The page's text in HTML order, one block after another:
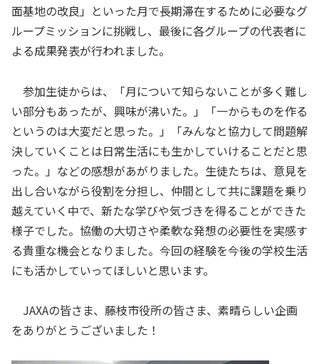
面基地の改良」といった月で長期滞在するために必要なグ
ループミッションに挑戦し、最後に各グループの代表者に
よる成果発表が行われました。
参加生徒からは、「月について知らないことが多く難し
い部分もあったが、興味が沸いた。」「一からものを作る
というのは大変だと思った。」「みんなと協力して問題解
決していくことは日常生活にも生かしていけることだと思
った。」などの感想があがりました。生徒たちは、意見を
出し合いながら役割を分担し、仲間として共に課題を乗り
越えていく中で、新たな学びや気づきを得ることができた
様子でした。協働の大切さや柔軟な発想の必要性を実感す
る貴重な機会となりました。今回の経験を今後の学校生活
にも活かしていってほしいと思います。
JAXAの皆さま、藤枝市役所の皆さま、素晴らしい企画
をありがとうございました！